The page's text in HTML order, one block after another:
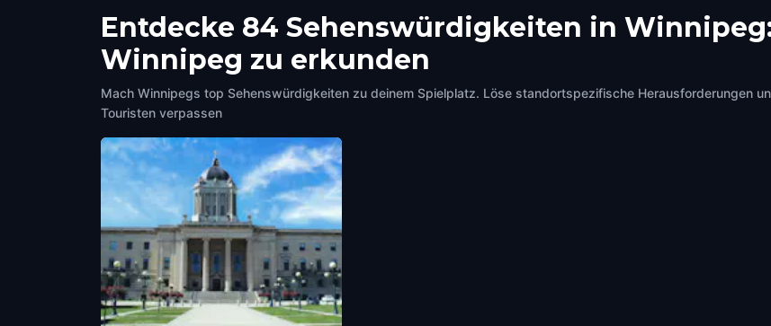
Entdecke 84 Sehenswürdigkeiten in
Winnipeg zu erkunden
Mach Winnipegs top Sehenswürdigkeiten zu deinem Spielplatz. Löse standortspezifische Herausforderungen
Touristen verpassen